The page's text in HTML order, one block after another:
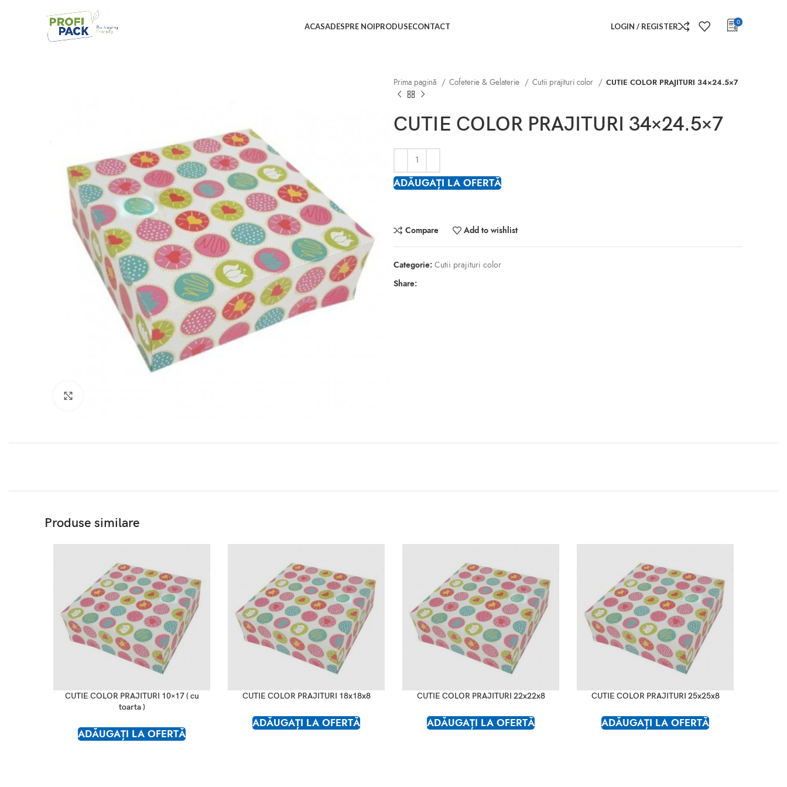
ACASADESPRE NOIPRODUSECONTACT LOGIN / REGISTER 0
Prima pagină Cofeterie & Gelaterie Cutii prajituri color CUTIE COLOR PRAJITURI 34×24.5×7
CUTIE COLOR PRAJITURI 34×24.5×7
ADĂUGAȚI LA OFERTĂ
Compare Add to wishlist
Categorie: Cutii prajituri color
Share:
Produse similare
CUTIE COLOR PRAJITURI 10×17 ( cu
toarta )
ADĂUGAȚI LA OFERTĂ
CUTIE COLOR PRAJITURI 18x18x8
ADĂUGAȚI LA OFERTĂ
CUTIE COLOR PRAJITURI 22x22x8
ADĂUGAȚI LA OFERTĂ
CUTIE COLOR PRAJITURI 25x25x8
ADĂUGAȚI LA OFERTĂ